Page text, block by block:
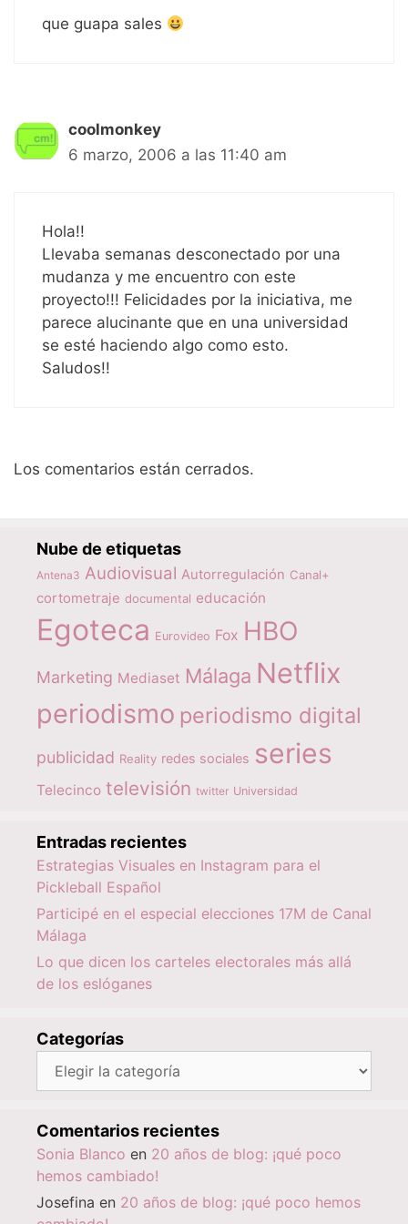
que guapa sales
coolmonkey
6 marzo, 2006 a las 11:40 am
Hola!!
Llevaba semanas desconectado por una
mudanza y me encuentro con este
proyecto!!! Felicidades por la iniciativa, me
parece alucinante que en una universidad
se esté haciendo algo como esto.
Saludos!!
Los comentarios están cerrados.
Nube de etiquetas
Antena3 Audiovisual Autorregulación Canal+
cortometraje documental educación
Egoteca Eurovideo Fox HBO
Marketing Mediaset Málaga Netflix
periodismo periodismo digital
publicidad Reality redes sociales series
Telecinco televisión twitter Universidad
Entradas recientes
Estrategias Visuales en Instagram para el
Pickleball Español
Participé en el especial elecciones 17M de Canal
Málaga
Lo que dicen los carteles electorales más allá
de los eslóganes
Categorías
Comentarios recientes
Sonia Blanco en 20 años de blog: ¡qué poco
hemos cambiado!
Josefina en 20 años de blog: ¡qué poco hemos